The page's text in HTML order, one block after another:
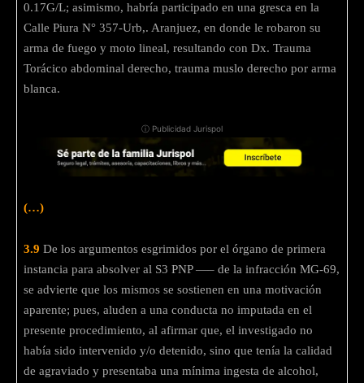
0.17G/L; asimismo, habría participado en una gresca en la
Calle Piura N° 357-Urb,. Aranjuez, en donde le robaron su
arma de fuego y moto lineal, resultando con Dx. Trauma
Torácico abdominal derecho, trauma muslo derecho por arma
blanca.
ⓘ Publicidad Jurispol
(…)
3.9 De los argumentos esgrimidos por el órgano de primera
instancia para absolver al S3 PNP —– de la infracción MG-69,
se advierte que los mismos se sostienen en una motivación
aparente; pues, aluden a una conducta no imputada en el
presente procedimiento, al afirmar que, el investigado no
había sido intervenido y/o detenido, sino que tenía la calidad
de agraviado y presentaba una mínima ingesta de alcohol,